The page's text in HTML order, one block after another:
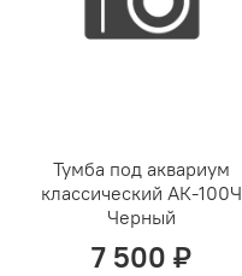
Тумба под аквариум
классический АК-100Ч
Черный
7 500 ₽